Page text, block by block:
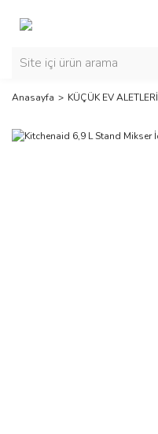
Anasayfa KÜÇÜK EV ALETLERİ